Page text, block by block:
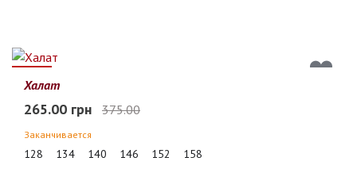
29%
Халат
265.00 грн 375.00
Заканчивается
128 134 140 146 152 158